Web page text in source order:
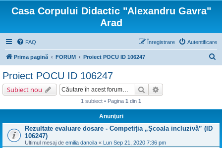
Casa Corpului Didactic "Alexandru Gavra"
Arad
FAQ Autentificare
Înregistrare
Prima pagină FORUM Proiect POCU ID 106247
Proiect POCU ID 106247
Subiect nou Căutare
1 subiect • Pagina 1 din 1
Anunţuri
Rezultate evaluare dosare - Competiția „Școala incluzivă” (ID
106247)
Ultimul mesaj de emilia dancila « Lun Sep 21, 2020 7:36 pm